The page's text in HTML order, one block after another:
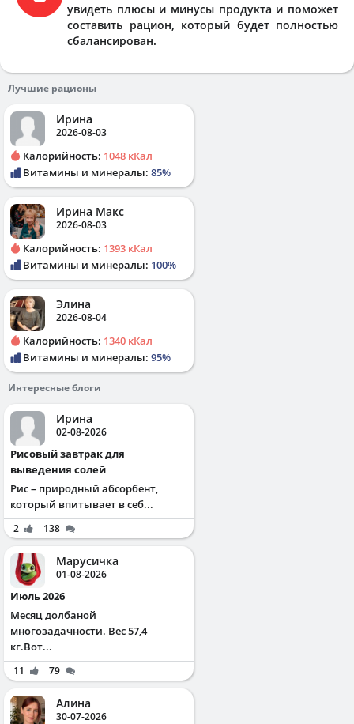
увидеть плюсы и минусы продукта и поможет
составить рацион, который будет полностью
сбалансирован.
Лучшие рационы
Ирина
2026-08-03
Калорийность: 1048 кКал
Витамины и минералы: 85%
Ирина Макс
2026-08-03
Калорийность: 1393 кКал
Витамины и минералы: 100%
Элина
2026-08-04
Калорийность: 1340 кКал
Витамины и минералы: 95%
Интересные блоги
Ирина
02-08-2026
Рисовый завтрак для
выведения солей
Рис – природный абсорбент,
который впитывает в себ...
2 138
Марусичка
01-08-2026
Июль 2026
Месяц долбаной
многозадачности. Вес 57,4
кг.Вот...
11 79
Алина
30-07-2026